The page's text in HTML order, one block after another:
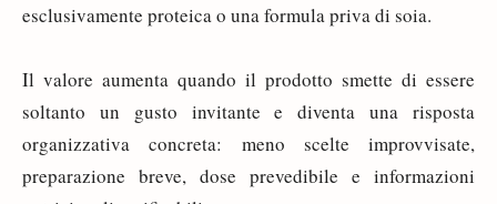
esclusivamente proteica o una formula priva di soia.
Il valore aumenta quando il prodotto smette di essere
soltanto un gusto invitante e diventa una risposta
organizzativa concreta: meno scelte improvvisate,
preparazione breve, dose prevedibile e informazioni